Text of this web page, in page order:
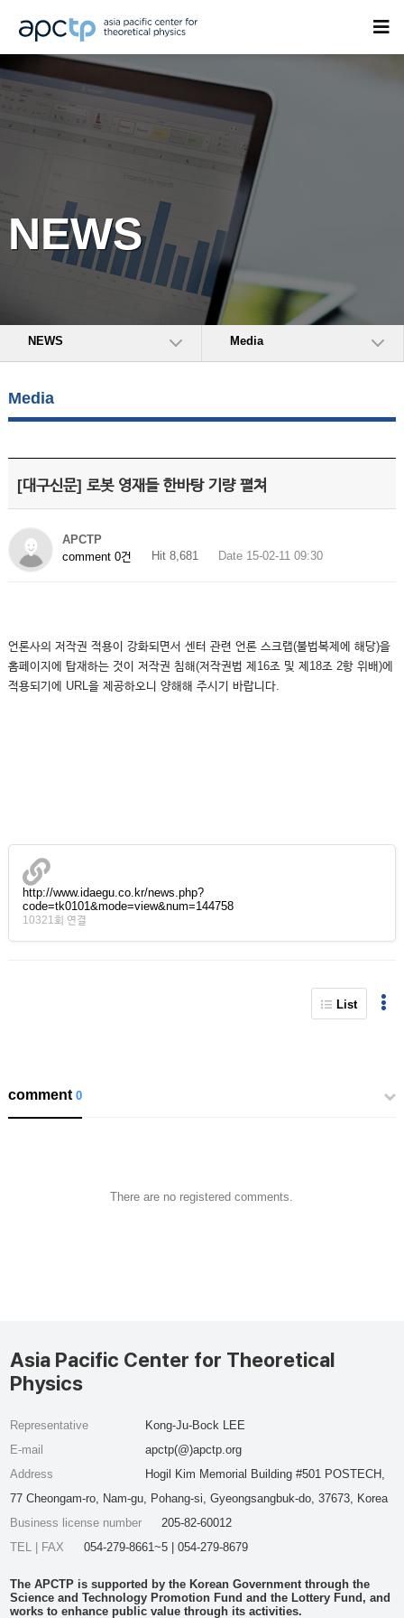
NEWS
NEWS Media
Media
[대구신문] 로봇 영재들 한바탕 기량 펼쳐
APCTP
comment 0건
Hit 8,681 Date 15-02-11 09:30
언론사의 저작권 적용이 강화되면서 센터 관련 언론 스크랩(불법복제에 해당)을
홈페이지에 탑재하는 것이 저작권 침해(저작권법 제16조 및 제18조 2항 위배)에
적용되기에 URL을 제공하오니 양해해 주시기 바랍니다.
http://www.idaegu.co.kr/news.php?
code=tk0101&mode=view&num=144758
10321회 연결
List
comment0
There are no registered comments.
Asia Pacific Center for Theoretical
Physics
Representative
Kong-Ju-Bock LEE
E-mail
apctp(@)apctp.org
Address
Hogil Kim Memorial Building #501 POSTECH,
77 Cheongam-ro, Nam-gu, Pohang-si, Gyeongsangbuk-do, 37673, Korea
Business license number
205-82-60012
TEL | FAX
054-279-8661~5 | 054-279-8679
The APCTP is supported by the Korean Government through the
Science and Technology Promotion Fund and the Lottery Fund, and
works to enhance public value through its activities.